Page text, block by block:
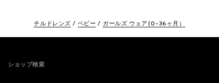
チルドレンズ ベビー ガールズ ウェア(0-36ヶ月）
ショップ検索